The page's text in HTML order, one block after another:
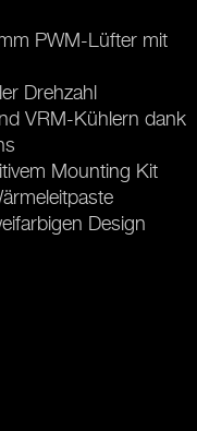
PWM-Lüfter mit
Drehzahl
VRM-Kühlern dank
Mounting Kit
Design